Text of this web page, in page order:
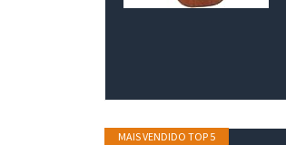
MAIS VENDIDO TOP 5